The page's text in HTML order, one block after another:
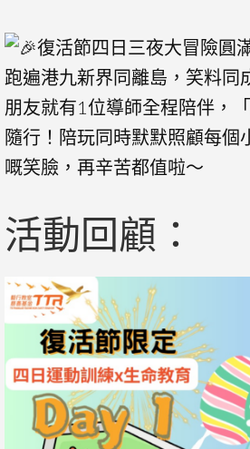
復活節四日三夜大冒險圓
跑遍港九新界同離島，笑料同
朋友就有1位導師全程陪伴，
隨行！陪玩同時默默照顧每個
嘅笑臉，再辛苦都值啦～
活動回顧：